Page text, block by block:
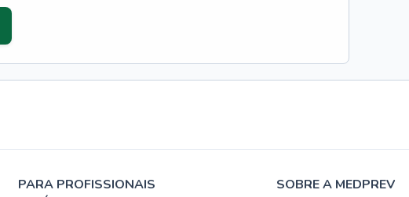
PARA PROFISSIONAIS
SOBRE A MEDPREV